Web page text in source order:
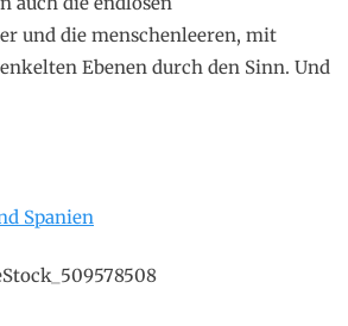
und die menschenleeren, mit
Ebenen durch den Sinn. Und
Spanien